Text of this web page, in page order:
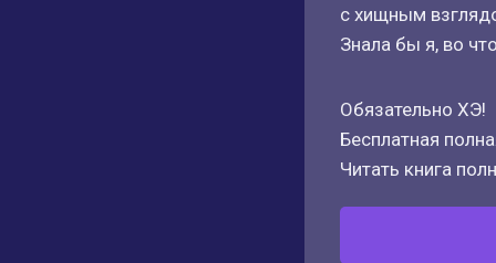
с хищным
Знала бы я, во
Обязательно ХЭ!
Бесплатная
Читать книга